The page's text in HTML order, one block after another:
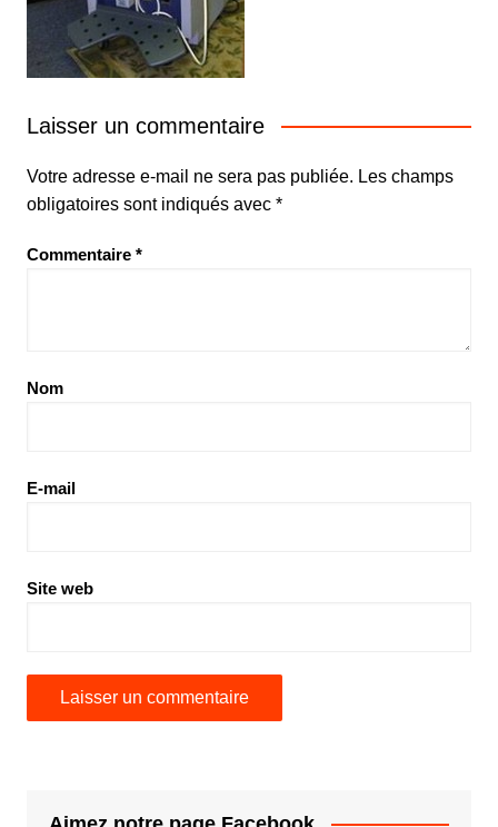
Laisser un commentaire
Votre adresse e-mail ne sera pas publiée. Les champs
obligatoires sont indiqués avec *
Commentaire *
Nom
E-mail
Site web